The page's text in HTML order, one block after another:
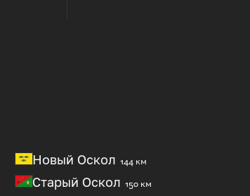
Новый Оскол 144 км
Старый Оскол 150 км